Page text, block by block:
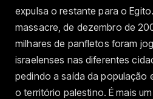
expulsa o restante para o
massacre, de dezembro de
milhares de panfletos foram
israelenses nas diferentes
pedindo a saída da população
o território palestino. É mais